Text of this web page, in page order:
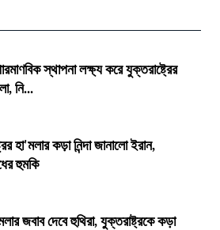
স্থাপনা লক্ষ্য করে যুক্তরাষ্ট্রের
নি...
হা'মলার কড়া নিন্দা জানালো ইরান,
হুমকি
জবাব দেবে হুথিরা, যুক্তরাষ্ট্রকে কড়া